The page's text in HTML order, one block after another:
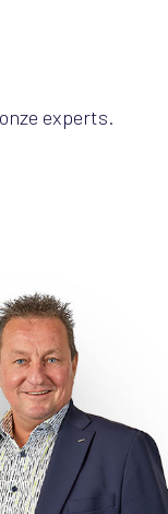
experts.